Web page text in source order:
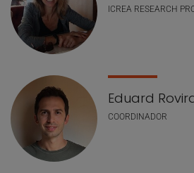
ICREA RESEARCH
Eduard
COORDINADOR